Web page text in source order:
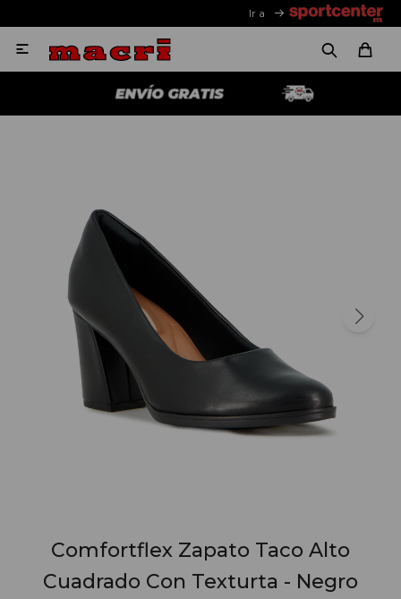
Ir a

Comfortflex Zapato Taco Alto
Cuadrado Con Texturta - Negro